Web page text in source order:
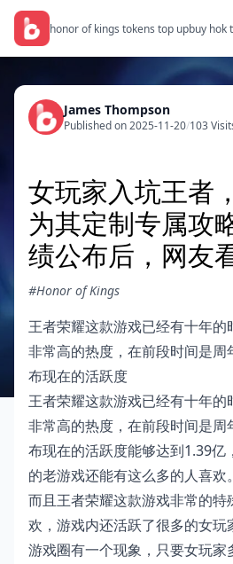
honor of kings tokens top upbuy hok
James Thompson
Published on 2025-11-20/103
女玩家入坑王者
为其定制专属攻
绩公布后，网友
#Honor of Kings
王者荣耀这款游戏已经有十年的
非常高的热度，在前段时间是周
布现在的活跃度
王者荣耀这款游戏已经有十年的
非常高的热度，在前段时间是周
布现在的活跃度能够达到1.39亿
的老游戏还能有这么多的人喜欢。
而且王者荣耀这款游戏非常的特
欢，游戏内还活跃了很多的女玩
游戏圈有一个现象，只要女玩家